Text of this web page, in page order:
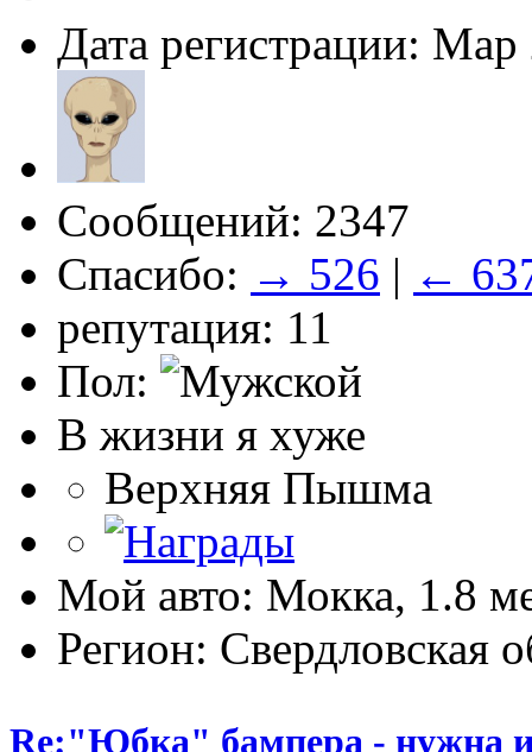
Дата регистрации: Мар
Сообщений: 2347
Спасибо: → 526 | ←
репутация: 11
Пол:
В жизни я хуже
Верхняя Пышма
Мой авто: Мокка, 1.8
Регион: Свердловская
Re:"Юбка" бампера - нужна